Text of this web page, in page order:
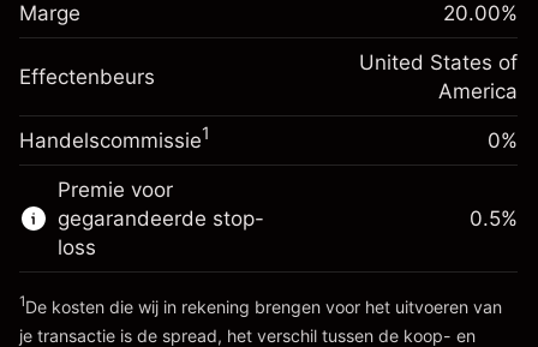
Bedrag van hefboom ~
Ga naar het platform
het nachtelijk aanhouden
waarde van de positie
-0.000654
%
(-$0.03)
Positiegrootte met hefboom ~$5,000.00
Bedrag van hefboom ~
Ga naar het platform
Marge 20.00%
Effectenbeurs
United States of
America
Handelscommissie1 0%
Premie voor
gegarandeerde stop-
loss
0.5%
1De kosten die wij in rekening brengen voor het uitvoeren van
je transactie is de spread, het verschil tussen de koop- en